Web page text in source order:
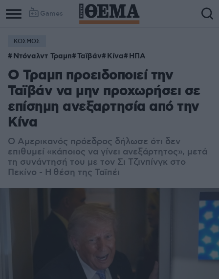
Games
ΚΟΣΜΟΣ
Ντόναλντ Τραμπ Ταϊβάν Κίνα ΗΠΑ
Ο Τραμπ προειδοποιεί την
Ταϊβάν να μην προχωρήσει σε
επίσημη ανεξαρτησία από την
Κίνα
Ο Αμερικανός πρόεδρος δήλωσε ότι δεν
επιθυμεί «κάποιος να γίνει ανεξάρτητος», μετά
τη συνάντησή του με τον Σι Τζινπίνγκ στο
Πεκίνο - Η θέση της Ταϊπέι